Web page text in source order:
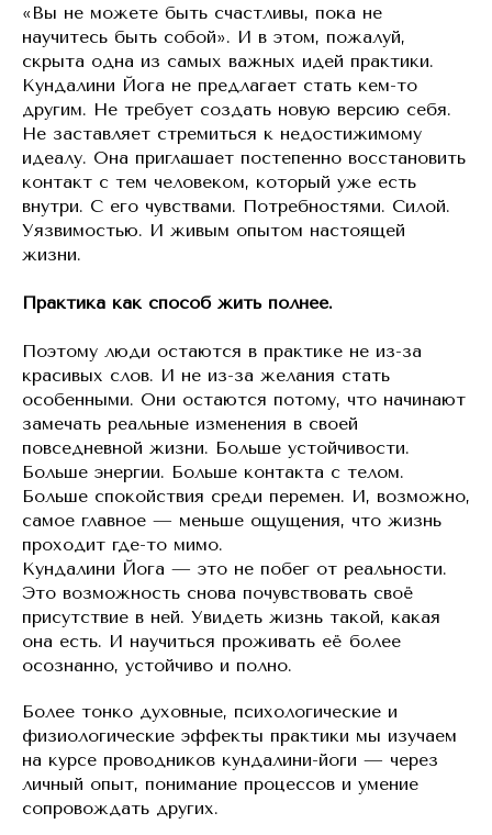
«Вы не можете быть счастливы, пока не
научитесь быть собой». И в этом, пожалуй,
скрыта одна из самых важных идей практики.
Кундалини Йога не предлагает стать кем-то
другим. Не требует создать новую версию себя.
Не заставляет стремиться к недостижимому
идеалу. Она приглашает постепенно восстановить
контакт с тем человеком, который уже есть
внутри. С его чувствами. Потребностями. Силой.
Уязвимостью. И живым опытом настоящей
жизни.
Практика как способ жить полнее.
Поэтому люди остаются в практике не из-за
красивых слов. И не из-за желания стать
особенными. Они остаются потому, что начинают
замечать реальные изменения в своей
повседневной жизни. Больше устойчивости.
Больше энергии. Больше контакта с телом.
Больше спокойствия среди перемен. И, возможно,
самое главное — меньше ощущения, что жизнь
проходит где-то мимо.
Кундалини Йога — это не побег от реальности.
Это возможность снова почувствовать своё
присутствие в ней. Увидеть жизнь такой, какая
она есть. И научиться проживать её более
осознанно, устойчиво и полно.
Более тонко духовные, психологические и
физиологические эффекты практики мы изучаем
на курсе проводников кундалини-йоги — через
личный опыт, понимание процессов и умение
сопровождать других.